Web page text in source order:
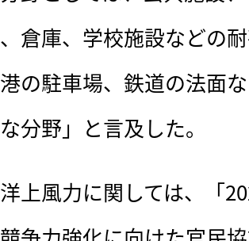
倉庫、学校施設などの
の駐車場、鉄道の法面
分野」と言及した。
上風力に関しては、「